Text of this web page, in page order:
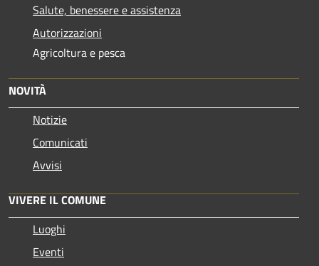
Salute, benessere e assistenza
Autorizzazioni
Agricoltura e pesca
NOVITÀ
Notizie
Comunicati
Avvisi
VIVERE IL COMUNE
Luoghi
Eventi